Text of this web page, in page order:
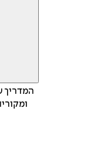
המדריך